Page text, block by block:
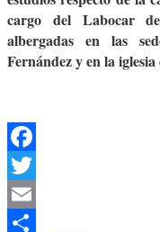
cargo del Labocar
albergadas en las
Fernández y en la
Facebook
Twitter
Email